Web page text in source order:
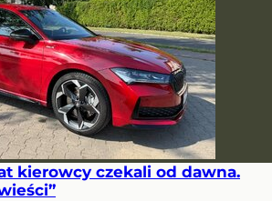
kierowcy czekali od dawna.